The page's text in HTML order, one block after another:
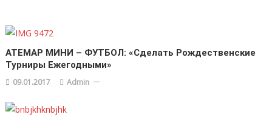
АТЕМАР МИНИ – ФУТБОЛ: «Сделать Рождественские
Турниры Ежегодными»
09.01.2017 Admin